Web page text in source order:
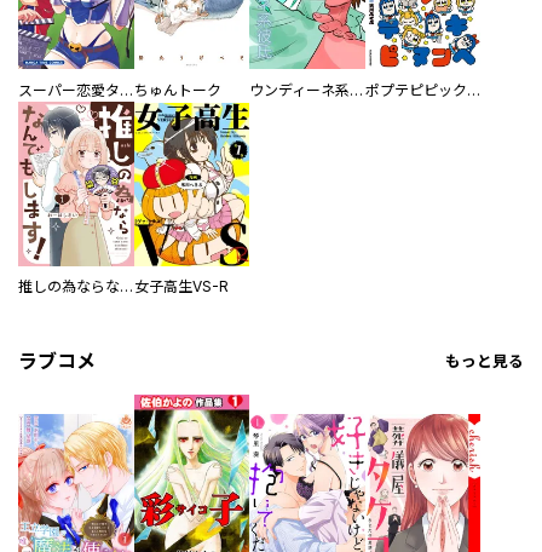
スーパー恋愛タイム！～現場でドＳな彼女は自宅でデレる～ ちゅんトーク ウンディーネ系彼氏 ポプテピピック SEASON EIGHT
推しの為ならなんでもします！ 女子高生VS-R
ラブコメ もっと見る